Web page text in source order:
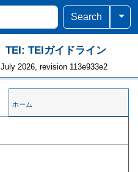
Search
TEI: TEIガイドライン
2026, revision 113e933e2
ホーム